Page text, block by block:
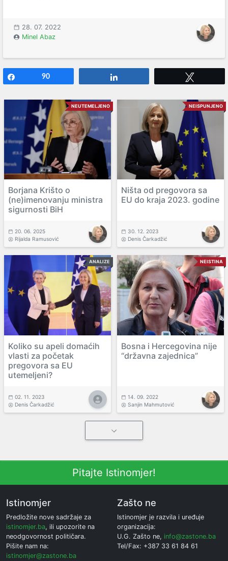
28. 07. 2022
Minel Abaz
90
NEUTEMELJENO
Borjana Krišto o
(ne)imenovanju ministra
sigurnosti BiH
20. 06. 2025
Rijalda Ramusović
NEISPUNJENO
Ništa od pregovora sa
EU do kraja 2023. godine
30. 12. 2023
Denis Čarkadžić
ANALIZE
Koliko su apeli domaćih
vlasti za početak
pregovora sa EU
utemeljeni?
02. 11. 2023
Denis Čarkadžić
NEISTINA
Bosna i Hercegovina nije
“državna zajednica”
14. 09. 2022
Sanjin Mahmutović
Pitajte Istinomjer!
Istinomjer
Predložite nove sadržaje za
istinomjer.ba, ili upozorite na
neodgovornost političara.
Pišite nam na:
istinomjer@zastone.ba
Zašto ne
Istinomjer je razvila i uređuje
organizacija:
U.G. Zašto ne, info@zastone.ba
Tel/Fax: +387 33 61 84 61